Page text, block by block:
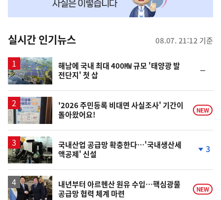
뉴
스
실시간 인기뉴스 08.07. 21:12 기준
해남에 국내 최대 400㎿ 규모 '태양광 발
전단지' 첫 삽
일
'2026 주민등록 비대면 사실조사' 기간이
돌아왔어요!
NEW
국내산업 공급망 확충한다…'국내생산세
액공제' 신설
하
락
3
내년부터 아르헨산 원유 수입…핵심광물
공급망 협력 체계 마련
NEW